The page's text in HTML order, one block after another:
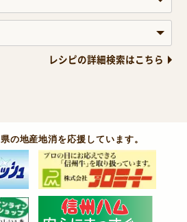
レシピの詳細検索はこちら
の地産地消を応援しています。